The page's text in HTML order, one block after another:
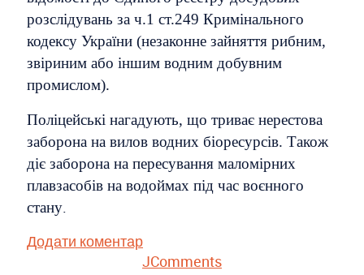
розслідувань за ч.1 ст.249 Кримінального
кодексу України (незаконне зайняття рибним,
звіриним або іншим водним добувним
промислом).
Поліцейські нагадують, що триває нерестова
заборона на вилов водних біоресурсів. Також
діє заборона на пересування маломірних
плавзасобів на водоймах під час воєнного
стану.
Додати коментар
JComments